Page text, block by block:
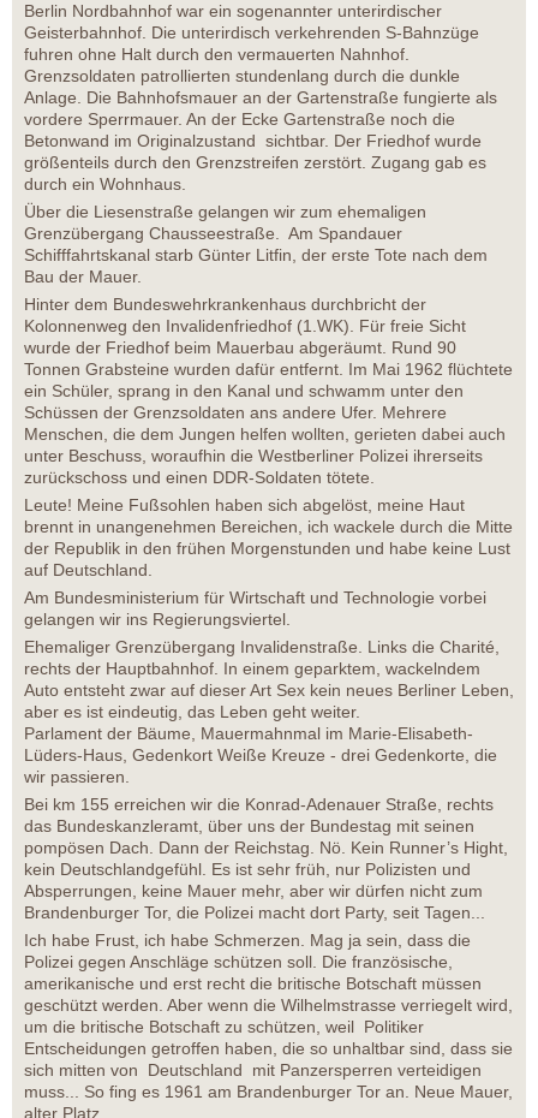
Berlin Nordbahnhof war ein sogenannter unterirdischer
Geisterbahnhof. Die unterirdisch verkehrenden S-Bahnzüge
fuhren ohne Halt durch den vermauerten Nahnhof.
Grenzsoldaten patrollierten stundenlang durch die dunkle
Anlage. Die Bahnhofsmauer an der Gartenstraße fungierte als
vordere Sperrmauer. An der Ecke Gartenstraße noch die
Betonwand im Originalzustand sichtbar. Der Friedhof wurde
größenteils durch den Grenzstreifen zerstört. Zugang gab es
durch ein Wohnhaus.
Über die Liesenstraße gelangen wir zum ehemaligen
Grenzübergang Chausseestraße. Am Spandauer
Schifffahrtskanal starb Günter Litfin, der erste Tote nach dem
Bau der Mauer.
Hinter dem Bundeswehrkrankenhaus durchbricht der
Kolonnenweg den Invalidenfriedhof (1.WK). Für freie Sicht
wurde der Friedhof beim Mauerbau abgeräumt. Rund 90
Tonnen Grabsteine wurden dafür entfernt. Im Mai 1962 flüchtete
ein Schüler, sprang in den Kanal und schwamm unter den
Schüssen der Grenzsoldaten ans andere Ufer. Mehrere
Menschen, die dem Jungen helfen wollten, gerieten dabei auch
unter Beschuss, woraufhin die Westberliner Polizei ihrerseits
zurückschoss und einen DDR-Soldaten tötete.
Leute! Meine Fußsohlen haben sich abgelöst, meine Haut
brennt in unangenehmen Bereichen, ich wackele durch die Mitte
der Republik in den frühen Morgenstunden und habe keine Lust
auf Deutschland.
Am Bundesministerium für Wirtschaft und Technologie vorbei
gelangen wir ins Regierungsviertel.
Ehemaliger Grenzübergang Invalidenstraße. Links die Charité,
rechts der Hauptbahnhof. In einem geparktem, wackelndem
Auto entsteht zwar auf dieser Art Sex kein neues Berliner Leben,
aber es ist eindeutig, das Leben geht weiter.
Parlament der Bäume, Mauermahnmal im Marie-Elisabeth-
Lüders-Haus, Gedenkort Weiße Kreuze - drei Gedenkorte, die
wir passieren.
Bei km 155 erreichen wir die Konrad-Adenauer Straße, rechts
das Bundeskanzleramt, über uns der Bundestag mit seinen
pompösen Dach. Dann der Reichstag. Nö. Kein Runner’s Hight,
kein Deutschlandgefühl. Es ist sehr früh, nur Polizisten und
Absperrungen, keine Mauer mehr, aber wir dürfen nicht zum
Brandenburger Tor, die Polizei macht dort Party, seit Tagen...
Ich habe Frust, ich habe Schmerzen. Mag ja sein, dass die
Polizei gegen Anschläge schützen soll. Die französische,
amerikanische und erst recht die britische Botschaft müssen
geschützt werden. Aber wenn die Wilhelmstrasse verriegelt wird,
um die britische Botschaft zu schützen, weil Politiker
Entscheidungen getroffen haben, die so unhaltbar sind, dass sie
sich mitten von Deutschland mit Panzersperren verteidigen
muss... So fing es 1961 am Brandenburger Tor an. Neue Mauer,
alter Platz.